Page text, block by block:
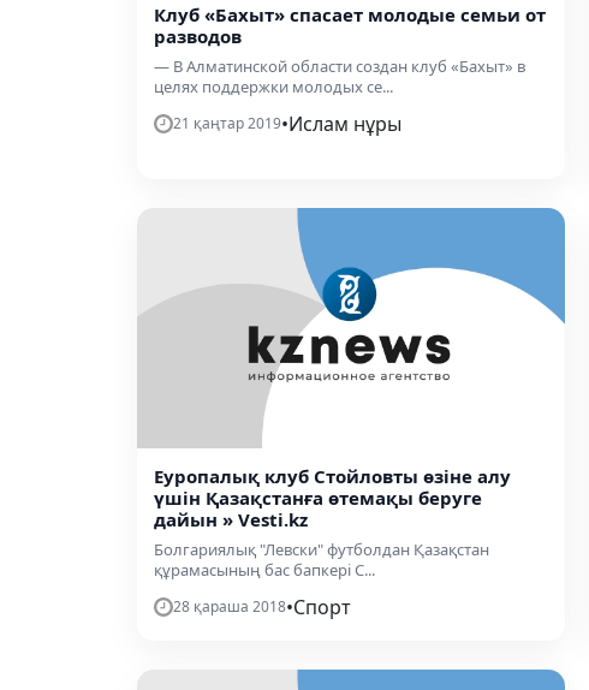
Клуб «Бахыт» спасает молодые семьи от
разводов
— В Алматинской области создан клуб «Бахыт» в
целях поддержки молодых се...
21 қаңтар 2019•Ислам нұры
Еуропалық клуб Стойловты өзіне алу
үшін Қазақстанға өтемақы беруге
дайын » Vesti.kz
Болгариялық "Левски" футболдан Қазақстан
құрамасының бас бапкері С...
28 қараша 2018•Спорт